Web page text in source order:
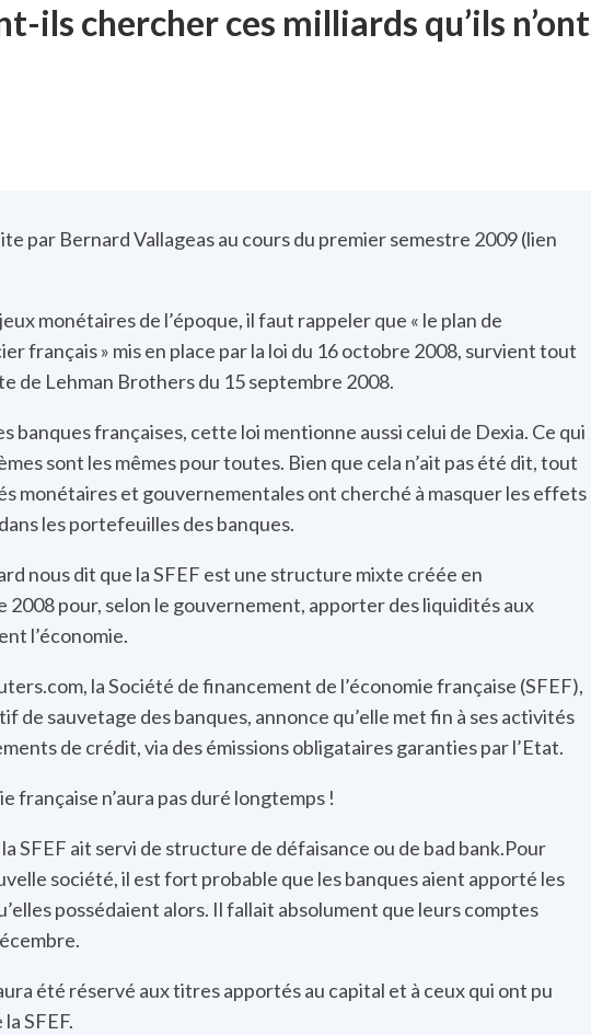
ils chercher ces milliards qu’ils n’ont
par Bernard Vallageas au cours du premier semestre 2009 (lien
monétaires de l’époque, il faut rappeler que « le plan de
français » mis en place par la loi du 16 octobre 2008, survient tout
de Lehman Brothers du 15 septembre 2008.
banques françaises, cette loi mentionne aussi celui de Dexia. Ce qui
sont les mêmes pour toutes. Bien que cela n’ait pas été dit, tout
monétaires et gouvernementales ont cherché à masquer les effets
les portefeuilles des banques.
nous dit que la SFEF est une structure mixte créée en
2008 pour, selon le gouvernement, apporter des liquidités aux
l’économie.
la Société de financement de l’économie française (SFEF),
de sauvetage des banques, annonce qu’elle met fin à ses activités
de crédit, via des émissions obligataires garanties par l’Etat.
française n’aura pas duré longtemps !
SFEF ait servi de structure de défaisance ou de bad bank.Pour
société, il est fort probable que les banques aient apporté les
possédaient alors. Il fallait absolument que leurs comptes
été réservé aux titres apportés au capital et à ceux qui ont pu
SFEF.